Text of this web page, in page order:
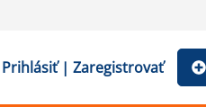
Prihlásiť | Zaregistrovať